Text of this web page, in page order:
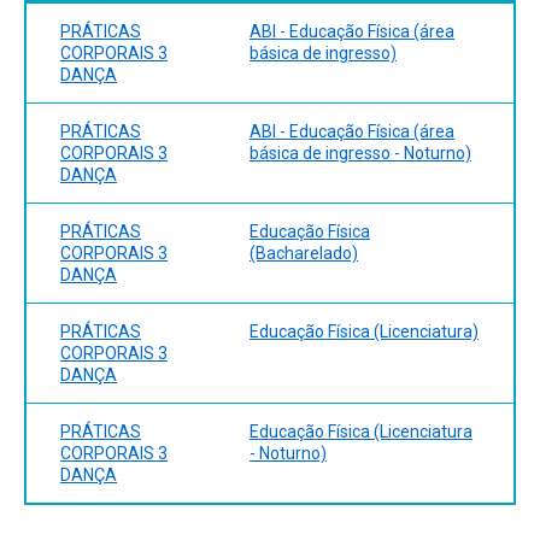
PRÁTICAS
CORPORAIS 3
DANÇA
ABI - Educação Física (área
básica de ingresso)
PRÁTICAS
CORPORAIS 3
DANÇA
ABI - Educação Física (área
básica de ingresso - Noturno)
PRÁTICAS
CORPORAIS 3
DANÇA
Educação Física
(Bacharelado)
PRÁTICAS
CORPORAIS 3
DANÇA
Educação Física (Licenciatura)
PRÁTICAS
CORPORAIS 3
DANÇA
Educação Física (Licenciatura
- Noturno)